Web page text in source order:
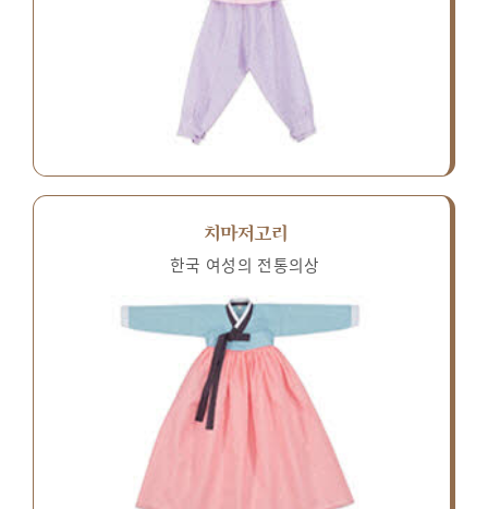
치마저고리
한국 여성의 전통의상